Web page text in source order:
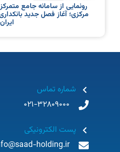
رونمایی از سامانه جامع
مرکزی؛ آغاز فصل جدید
ایران
شماره تماس
021-32809000
پست الکترونیکی
holding.ir